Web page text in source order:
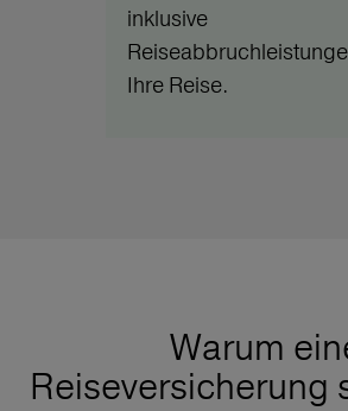
inklusive
Ihre Reise.
Warum
Reiseversicherung